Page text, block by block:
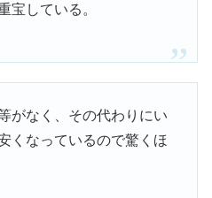
宝している。
がなく、その代わりにい
くなっているので驚くほ